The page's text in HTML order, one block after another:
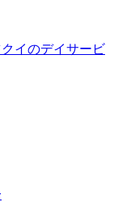
イのデイサービ